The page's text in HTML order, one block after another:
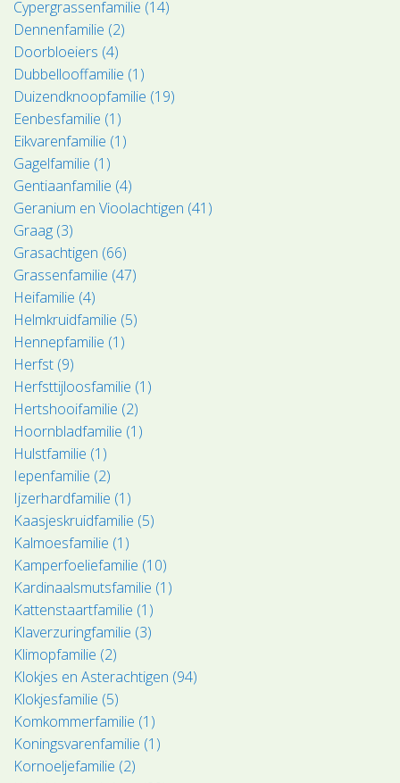
Cypergrassenfamilie (14)
Dennenfamilie (2)
Doorbloeiers (4)
Dubbellooffamilie (1)
Duizendknoopfamilie (19)
Eenbesfamilie (1)
Eikvarenfamilie (1)
Gagelfamilie (1)
Gentiaanfamilie (4)
Geranium en Vioolachtigen (41)
Graag (3)
Grasachtigen (66)
Grassenfamilie (47)
Heifamilie (4)
Helmkruidfamilie (5)
Hennepfamilie (1)
Herfst (9)
Herfsttijloosfamilie (1)
Hertshooifamilie (2)
Hoornbladfamilie (1)
Hulstfamilie (1)
Iepenfamilie (2)
Ijzerhardfamilie (1)
Kaasjeskruidfamilie (5)
Kalmoesfamilie (1)
Kamperfoeliefamilie (10)
Kardinaalsmutsfamilie (1)
Kattenstaartfamilie (1)
Klaverzuringfamilie (3)
Klimopfamilie (2)
Klokjes en Asterachtigen (94)
Klokjesfamilie (5)
Komkommerfamilie (1)
Koningsvarenfamilie (1)
Kornoeljefamilie (2)